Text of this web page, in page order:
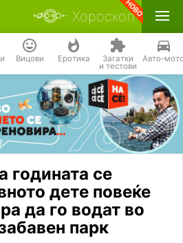
Хороскоп
Вицови Еротика Загатки
и тестови
Авто-
годината се
дете повеќе
да го водат во
парк